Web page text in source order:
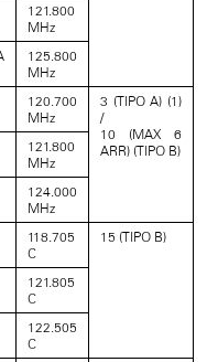
121.800
MHz
125.800
MHz
120.700
MHz
3 (TIPO A) (1)
/
10 (MAX 6
ARR) (TIPO B)
121.800
MHz
124.000
MHz
118.705
C
15 (TIPO B)
121.805
C
122.505
C